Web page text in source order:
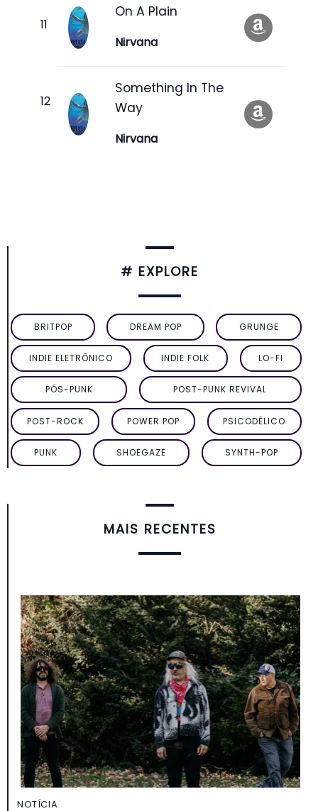
On A Plain
Nirvana
Something In The
Way
Nirvana
# EXPLORE
BRITPOP DREAM POP GRUNGE
INDIE ELETRÔNICO INDIE FOLK LO-FI
PÓS-PUNK POST-PUNK REVIVAL
POST-ROCK POWER POP PSICODÉLICO
PUNK SHOEGAZE SYNTH-POP
MAIS RECENTES
NOTÍCIA